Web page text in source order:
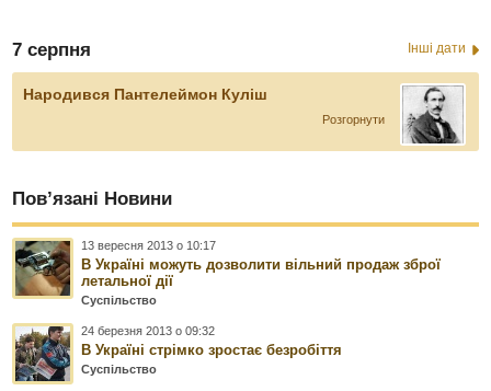
7 серпня Інші дати
Народився Пантелеймон Куліш
Розгорнути
Пов’язані Новини
13 вересня 2013 о 10:17
В Україні можуть дозволити вільний продаж зброї
летальної дії
Суспільство
24 березня 2013 о 09:32
В Україні стрімко зростає безробіття
Суспільство